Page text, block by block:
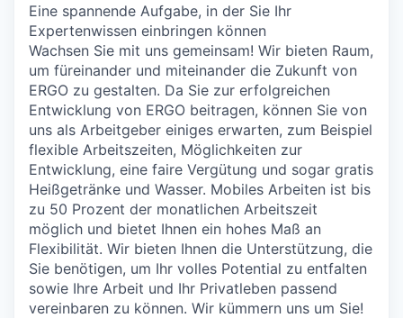
Eine spannende Aufgabe, in der Sie Ihr
Expertenwissen einbringen können
Wachsen Sie mit uns gemeinsam! Wir bieten Raum,
um füreinander und miteinander die Zukunft von
ERGO zu gestalten. Da Sie zur erfolgreichen
Entwicklung von ERGO beitragen, können Sie von
uns als Arbeitgeber einiges erwarten, zum Beispiel
flexible Arbeitszeiten, Möglichkeiten zur
Entwicklung, eine faire Vergütung und sogar gratis
Heißgetränke und Wasser. Mobiles Arbeiten ist bis
zu 50 Prozent der monatlichen Arbeitszeit
möglich und bietet Ihnen ein hohes Maß an
Flexibilität. Wir bieten Ihnen die Unterstützung, die
Sie benötigen, um Ihr volles Potential zu entfalten
sowie Ihre Arbeit und Ihr Privatleben passend
vereinbaren zu können. Wir kümmern uns um Sie!